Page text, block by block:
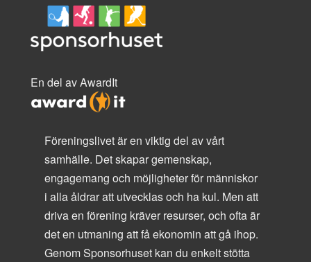
En del av AwardIt
Föreningslivet är en viktig del av vårt
samhälle. Det skapar gemenskap,
engagemang och möjligheter för människor
i alla åldrar att utvecklas och ha kul. Men att
driva en förening kräver resurser, och ofta är
det en utmaning att få ekonomin att gå ihop.
Genom Sponsorhuset kan du enkelt stötta